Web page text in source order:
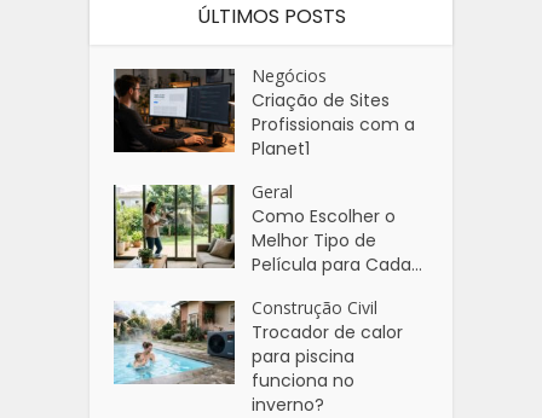
ÚLTIMOS POSTS
Negócios
Criação de Sites
Profissionais com a
Planet1
Geral
Como Escolher o
Melhor Tipo de
Película para Cada...
Construção Civil
Trocador de calor
para piscina
funciona no
inverno?